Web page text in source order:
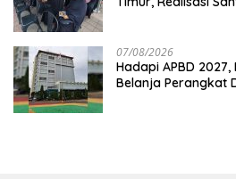
07/08/2026
Hadapi APBD
Belanja Perangkat